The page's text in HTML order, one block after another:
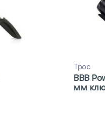
Трос
BBB
мм